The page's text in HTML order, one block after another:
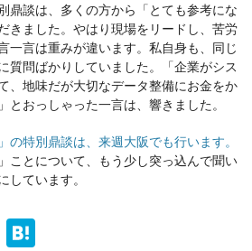
鼎談は、多くの方から「とても参考にな
きました。やはり現場をリードし、苦労
一言は重みが違います。私自身も、同じ
質問ばかりしていました。「企業がシス
、地味だが大切なデータ整備にお金をか
とおっしゃった一言は、響きました。
の特別鼎談は、来週大阪でも行います。
ことについて、もう少し突っ込んで聞い
しています。
Li